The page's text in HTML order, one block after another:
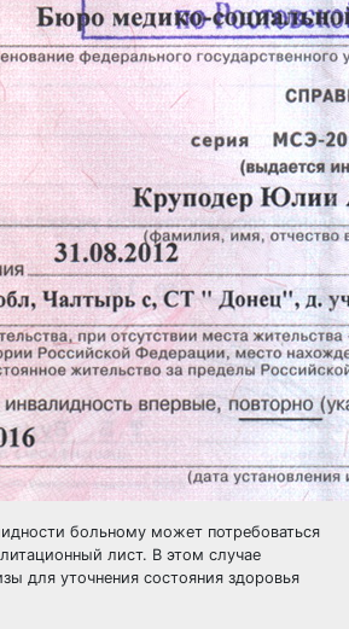
больному может потребоваться
лист. В этом случае
для уточнения состояния здоровья